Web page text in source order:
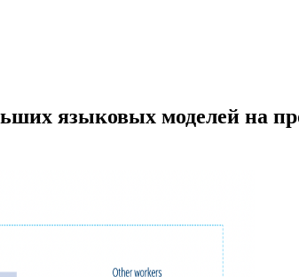
языковых моделей на